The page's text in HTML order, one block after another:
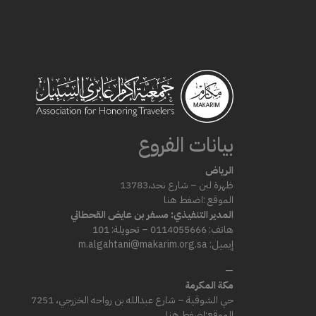
بيانات الفروع
الرياض
ظهرة لبن – شارع نجد،13783
الموقع :اضغط هنا
المدير التنفيذي: مسفر بن عايض القحطاني
هاتف: 0114055666 – تحويلة: 101
إيميل: m.algahtani@makarim.org.sa
—
مكة المكرمة
حي الشوقية – شارع عبدالله بن رواحه الخزرجي، 7251